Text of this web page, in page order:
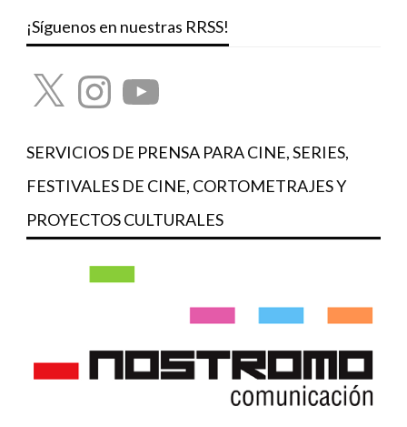
¡Síguenos en nuestras RRSS!
X InstagramYouTube
SERVICIOS DE PRENSA PARA CINE, SERIES,
FESTIVALES DE CINE, CORTOMETRAJES Y
PROYECTOS CULTURALES